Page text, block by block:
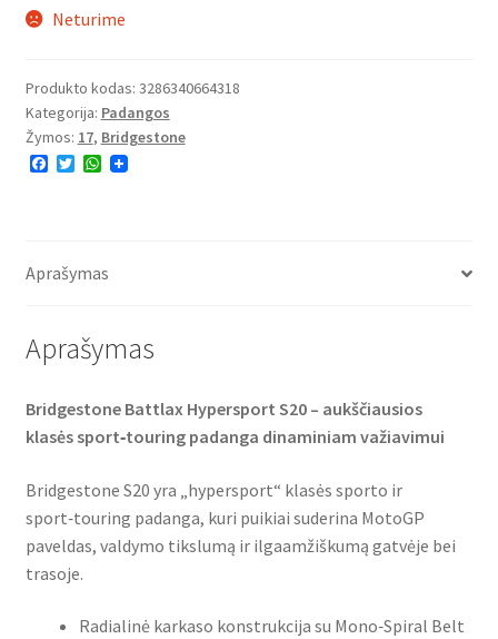
Neturime
Produkto kodas: 3286340664318
Kategorija: Padangos
Žymos: 17, Bridgestone
F
o
T
r
W
p
Aprašymas
Aprašymas
Bridgestone Battlax Hypersport S20 – aukščiausios
klasės sport‑touring padanga dinaminiam važiavimui
Bridgestone S20 yra „hypersport“ klasės sporto ir
sport‑touring padanga, kuri puikiai suderina MotoGP
paveldas, valdymo tikslumą ir ilgaamžiškumą gatvėje bei
trasoje.
Radialinė karkaso konstrukcija su Mono‑Spiral Belt